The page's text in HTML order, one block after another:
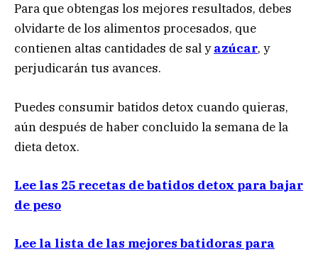
Para que obtengas los mejores resultados, debes
olvidarte de los alimentos procesados, que
contienen altas cantidades de sal yazúcar, y
perjudicarán tus avances.
Puedes consumir batidos detox cuando quieras,
aún después de haber concluido la semana de la
dieta detox.
Lee las 25 recetas de batidos detox para bajar
de peso
Lee la lista de las mejores batidoras para